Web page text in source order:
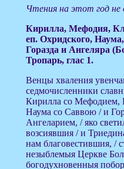
Чтения на этот год не
Кирилла, Мефодия,
еп. Охридского,
Горазда и Ангеляра
Тропарь, глас 1.
Венцы хваления
седмочисленники
Кирилла со Мефодием,
Наума со Саввою / и
Ангеларием, / яко
возсиявшия / и
нам благовестившия, /
незыблемыя Церкве
богодухновенныя